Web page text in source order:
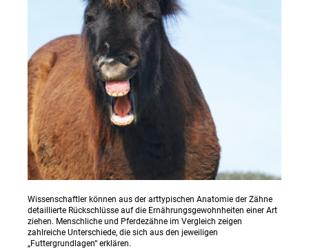
Wissenschaftler können aus der arttypischen Anatomie der Zähne
detaillierte Rückschlüsse auf die Ernährungsgewohnheiten einer Art
ziehen. Menschliche und Pferdezähne im Vergleich zeigen
zahlreiche Unterschiede, die sich aus den jeweiligen
„Futtergrundlagen“ erklären.